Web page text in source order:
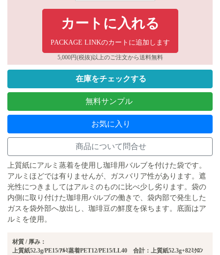
カートに入れる
PACKAGE LINKのカートに追加します
5,000円(税抜)以上のご注文から送料無料
在庫をチェックする
無料サンプル
お気に入り
商品について問合せ
上質紙にアルミ蒸着を使用し珈琲用バルブを付けた袋です。
アルミほどでは有りませんが、ガスバリア性があります。遮
光性につきましてはアルミのものに比べ少し劣ります。袋の
内側に取り付けた珈琲用バルブの働きで、袋内部で発生した
ガスを袋外部へ放出し、珈琲豆の鮮度を保ちます。底面はア
ルミを使用。
材質 / 厚み：
上質紙52.3g/PE15/ｱﾙﾐ蒸着PET12/PE15/LL40 合計：上質紙52.3g+82ﾐｸﾛﾝ